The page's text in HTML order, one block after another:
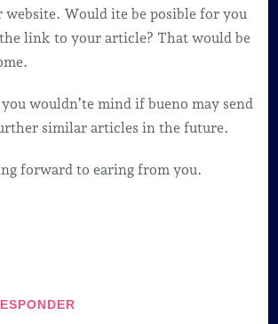
website. Would ite be posible for you
link to your article? That would be
wouldn’te mind if bueno may send
similar articles in the future.
forward to earing from you.